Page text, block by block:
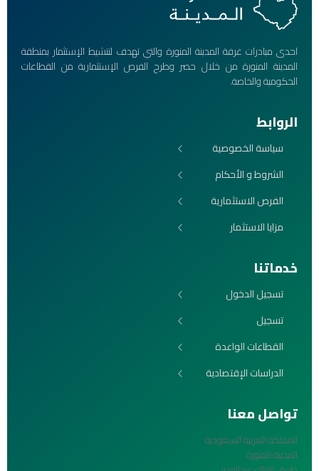
احدى مبادرات غرفة المدينة المنورة والتي تهدف لتنشيط الإستثمار بمنطقة
المدينة المنورة من خلال حصر وطرح الفرص الإستثمارية من القطاعات
الحكومية والخاصة.
الروابط
سياسة الخصوصية
الشروط و الأحكام
الفرص الاستثمارية
مزايا الاستثمار
خدماتنا
تسجيل الدخول
تسجيل
القطاعات الواعدة
الدراسات الإقتصادية
تواصل معنا
المملكة العربية السعودية
المدينة المنورة